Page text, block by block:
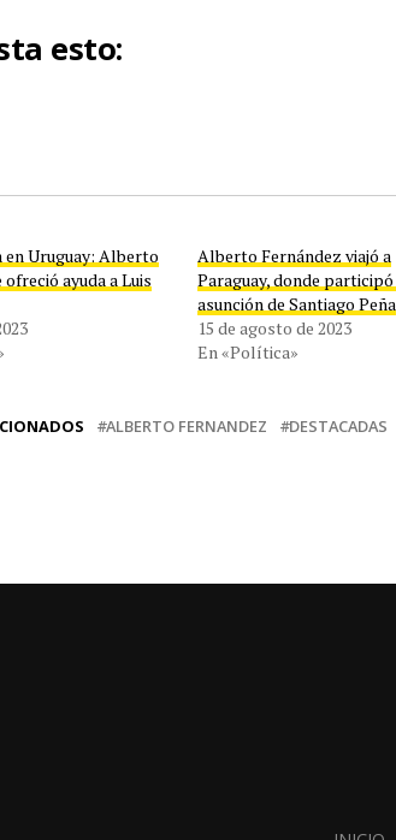
esto:
en Uruguay: Alberto
ayuda a Luis
Alberto Fernández viajó a
Paraguay, donde
asunción de Santiago Peña
15 de agosto de 2023
En «Política»
ALBERTO FERNANDEZ DESTACADAS